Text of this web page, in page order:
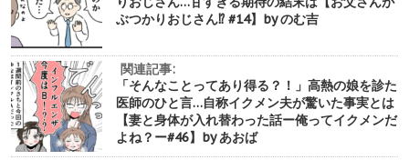
ぶつかりおじさん⁉︎ #14】by のむ吉
関連記事:
「そんなことってあり得る？！」高熱の娘を診た
医師のひと言…自称イクメン夫が驚いた事実とは
【妻と身体が入れ替わった話ー俺ってイクメンだ
よね？ー#46】by あおば